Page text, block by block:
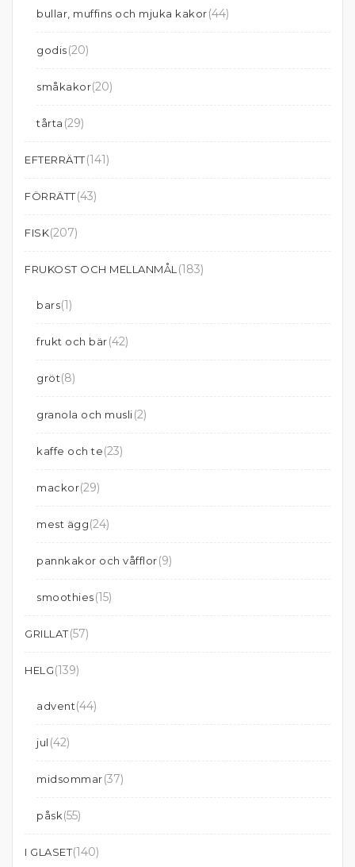
bullar, muffins och mjuka kakor(44)
godis(20)
småkakor(20)
tårta (29)
EFTERRÄTT(141)
FÖRRÄTT(43)
FISK(207)
FRUKOST OCH MELLANMÅL (183)
bars(1)
frukt och bär(42)
gröt(8)
granola och musli(2)
kaffe och te(23)
mackor(29)
mest ägg(24)
pannkakor och våfflor(9)
smoothies(15)
GRILLAT(57)
HELG(139)
advent(44)
jul (42)
midsommar(37)
påsk(55)
I GLASET(140)